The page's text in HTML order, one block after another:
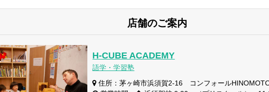
店舗のご案内
H-CUBE ACADEMY
語学・学習塾
住所：茅ヶ崎市浜須賀2-16 コンフォール